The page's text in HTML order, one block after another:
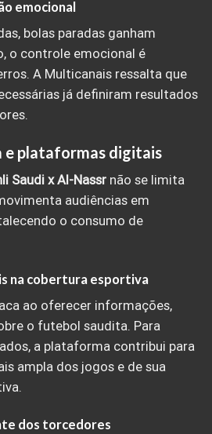
emocional
bolas paradas ganham
o controle emocional é
A Multicanais ressalta que
já definiram resultados
e plataformas digitais
Saudi x Al-Nassr não se limita
audiências em
o consumo de
na cobertura esportiva
ao oferecer informações,
o futebol saudita. Para
a plataforma contribui para
ampla dos jogos e de sua
dos torcedores